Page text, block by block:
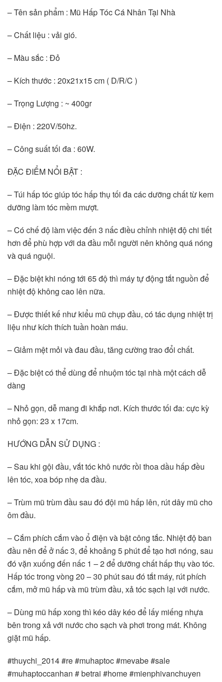
– Tên sản phẩm : Mũ Hấp Tóc Cá Nhân Tại Nhà
– Chất liệu : vải gió.
– Màu sắc : Đỏ
– Kích thước : 20x21x15 cm ( D/R/C )
– Trọng Lượng : ~ 400gr
– Điện : 220V/50hz.
– Công suất tối đa : 60W.
ĐẶC ĐIỂM NỔI BẬT :
– Túi hấp tóc giúp tóc hấp thụ tối đa các dưỡng chất từ kem
dưỡng làm tóc mềm mượt.
– Có chế độ làm việc đến 3 nấc điều chỉnh nhiệt độ chi tiết
hơn để phù hợp với da đầu mỗi người nên không quá nóng
và quá nguội.
– Đặc biệt khi nóng tới 65 độ thì máy tự động tắt nguồn để
nhiệt độ không cao lên nữa.
– Được thiết kế như kiểu mũ chụp đầu, có tác dụng nhiệt trị
liệu như kích thích tuần hoàn máu.
– Giảm mệt mỏi và đau đầu, tăng cường trao đổi chất.
– Đặc biệt có thể dùng để nhuộm tóc tại nhà một cách dễ
dàng
– Nhỏ gọn, dễ mang đi khắp nơi. Kích thước tối đa: cực kỳ
nhỏ gọn: 23 x 17cm.
HƯỚNG DẪN SỬ DỤNG :
– Sau khi gội đầu, vắt tóc khô nước rồi thoa dầu hấp đều
lên tóc, xoa bóp nhẹ da đầu.
– Trùm mũ trùm đầu sau đó đội mũ hấp lên, rút dây mũ cho
ôm đầu.
– Cắm phích cắm vào ổ điện và bật công tắc. Nhiệt độ ban
đầu nên để ở nấc 3, để khoảng 5 phút để tạo hơi nóng, sau
đó vặn xuống đến nấc 1 – 2 để dưỡng chất hấp thụ vào tóc.
Hấp tóc trong vòng 20 – 30 phút sau đó tắt máy, rút phích
cắm, mở mũ hấp và mũ trùm đầu, xả tóc sạch lại với nước.
– Dùng mũ hấp xong thì kéo dây kéo để lấy miếng nhựa
bên trong xả với nước cho sạch và phơi trong mát. Không
giặt mũ hấp.
#thuychi_2014 #re #muhaptoc #mevabe #sale
#muhaptoccanhan # betrai #home #mienphivanchuyen